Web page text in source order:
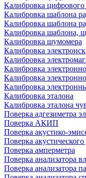
Калибровка цифрового
Калибровка шаблона
Калибровка шаблона
Калибровка шаблона,
Калибровка шумомера
Калибровка
Калибровка
Калибровка
Калибровка
Калибровка
Калибровка эталона
Калибровка эталона
Поверка адгезиметра
Поверка АКИП
Поверка акустико-
Поверка
Поверка амперметра
Поверка анализатора
Поверка анализатора